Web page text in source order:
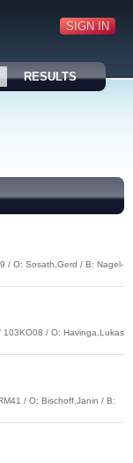
SIGN IN
RESULTS
/ O: Sosath,Gerd / B: Nagel-
103KO08 / O: Havinga,Lukas
/ O: Bischoff,Janin / B: